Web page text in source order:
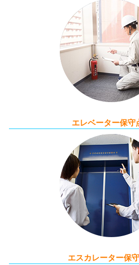
エレベーター保守
エスカレーター保